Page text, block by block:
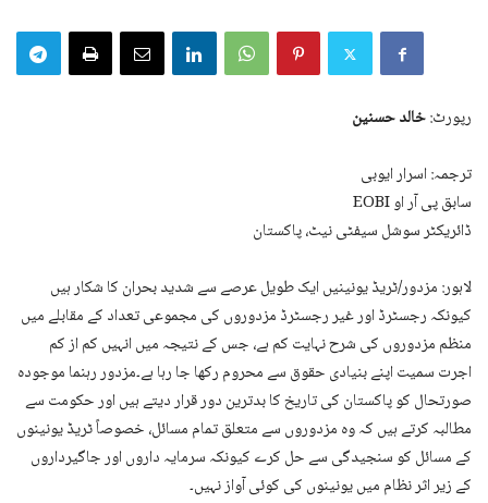
رپورٹ:خالد حسنین
ترجمہ: اسرار ایوبی
سابق پی آر او EOBI
ڈائریکٹر سوشل سیفٹی نیٹ، پاکستان
لاہور: مزدور/ٹریڈ یونینیں ایک طویل عرصے سے شدید بحران کا شکار ہیں
کیونکہ رجسٹرڈ اور غیر رجسٹرڈ مزدوروں کی مجموعی تعداد کے مقابلے میں
منظم مزدوروں کی شرح نہایت کم ہے، جس کے نتیجہ میں انہیں کم از کم
اجرت سمیت اپنے بنیادی حقوق سے محروم رکھا جا رہا ہے۔مزدور رہنما موجودہ
صورتحال کو پاکستان کی تاریخ کا بدترین دور قرار دیتے ہیں اور حکومت سے
مطالبہ کرتے ہیں کہ وہ مزدوروں سے متعلق تمام مسائل، خصوصاً ٹریڈ یونینوں
کے مسائل کو سنجیدگی سے حل کرے کیونکہ سرمایہ داروں اور جاگیرداروں
کے زیر اثر نظام میں یونینوں کی کوئی آواز نہیں۔